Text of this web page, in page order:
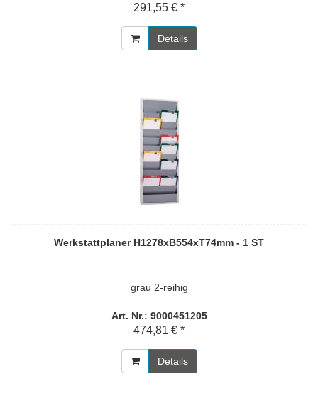
291,55 € *
Details
Werkstattplaner H1278xB554xT74mm - 1 ST
grau 2-reihig
Art. Nr.: 9000451205
474,81 € *
Details